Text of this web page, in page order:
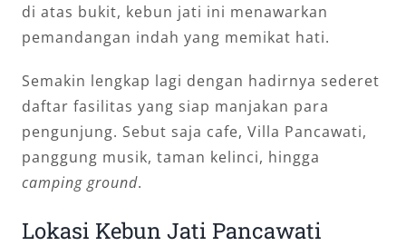
di atas bukit, kebun jati ini menawarkan
pemandangan indah yang memikat hati.
Semakin lengkap lagi dengan hadirnya sederet
daftar fasilitas yang siap manjakan para
pengunjung. Sebut saja cafe, Villa Pancawati,
panggung musik, taman kelinci, hingga
camping ground.
Lokasi Kebun Jati Pancawati